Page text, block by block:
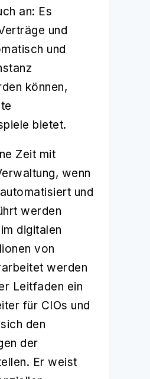
an: Es
und
und
können,
bietet.
Zeit mit
wenn
und
werden
digitalen
von
werden
Leitfaden ein
für CIOs und
den
der
Er weist